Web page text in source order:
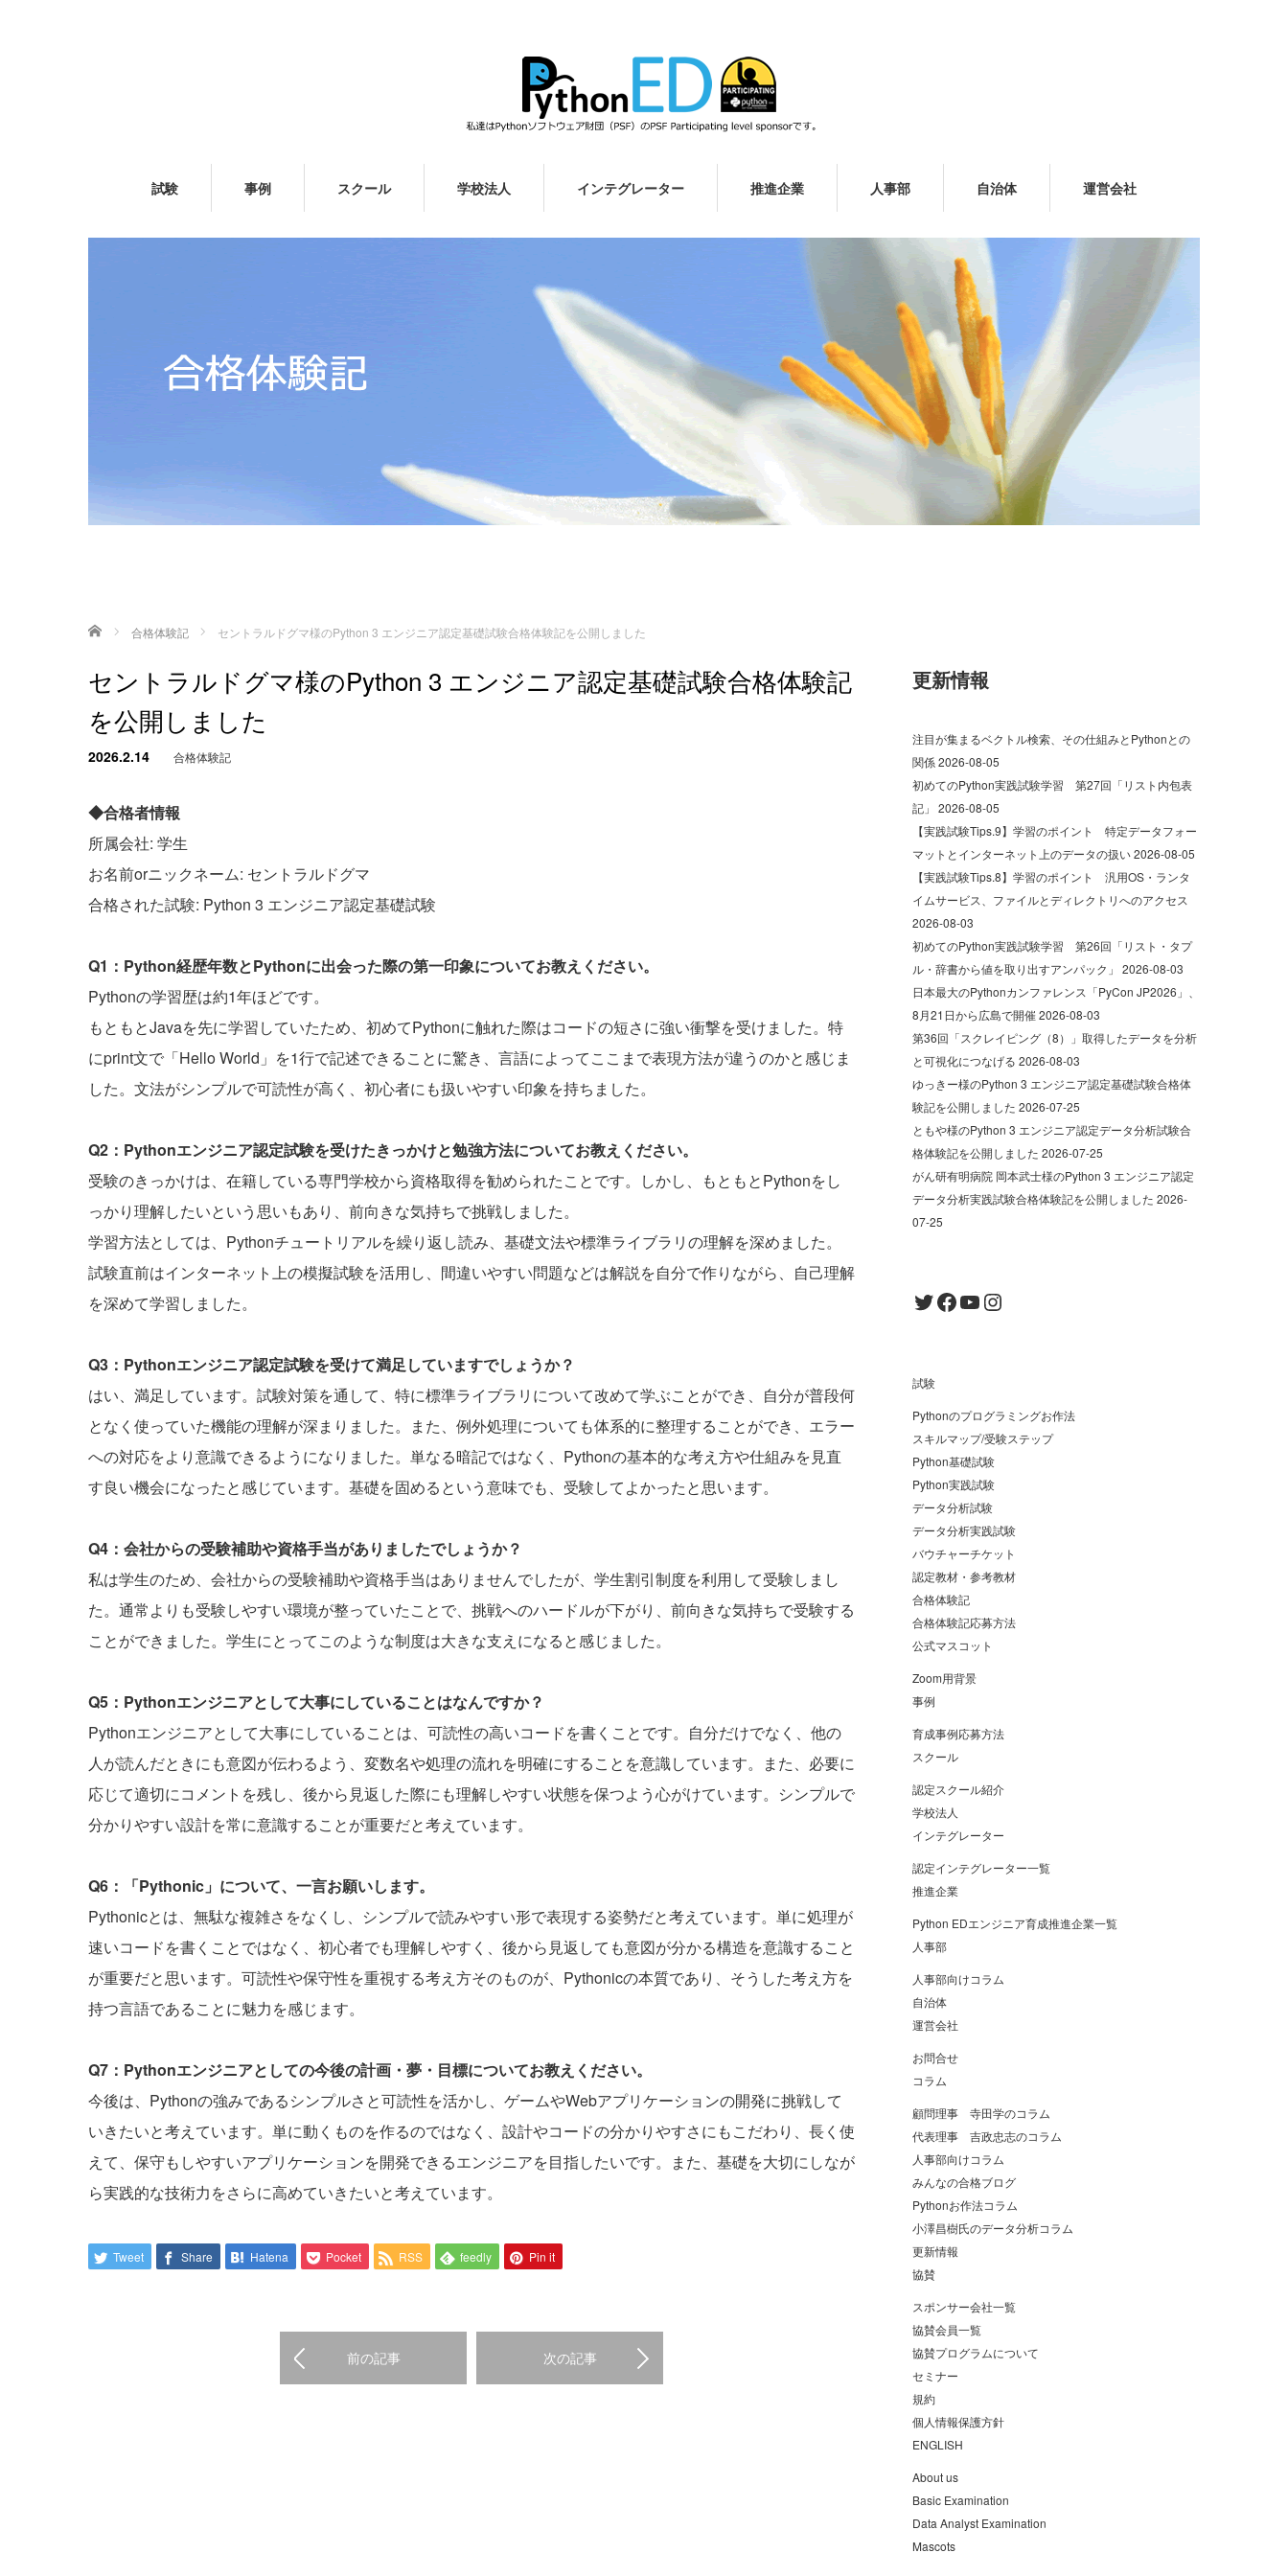
試験 事例 スクール 学校法人 インテグレーター 推進企業 人事部 自治体 運営会社
ホーム 合格体験記 セントラルドグマ様のPython 3 エンジニア認定基礎試験合格体験記を公開しました
セントラルドグマ様のPython 3 エンジニア認定基礎試験合格体験記
を公開しました
2026.2.14 合格体験記
◆合格者情報
所属会社: 学生
お名前orニックネーム: セントラルドグマ
合格された試験: Python 3 エンジニア認定基礎試験
Q1：Python経歴年数とPythonに出会った際の第一印象についてお教えください。
Pythonの学習歴は約1年ほどです。
もともとJavaを先に学習していたため、初めてPythonに触れた際はコードの短さに強い衝撃を受けました。特
にprint文で「Hello World」を1行で記述できることに驚き、言語によってここまで表現方法が違うのかと感じま
した。文法がシンプルで可読性が高く、初心者にも扱いやすい印象を持ちました。
Q2：Pythonエンジニア認定試験を受けたきっかけと勉強方法についてお教えください。
受験のきっかけは、在籍している専門学校から資格取得を勧められたことです。しかし、もともとPythonをし
っかり理解したいという思いもあり、前向きな気持ちで挑戦しました。
学習方法としては、Pythonチュートリアルを繰り返し読み、基礎文法や標準ライブラリの理解を深めました。
試験直前はインターネット上の模擬試験を活用し、間違いやすい問題などは解説を自分で作りながら、自己理解
を深めて学習しました。
Q3：Pythonエンジニア認定試験を受けて満足していますでしょうか？
はい、満足しています。試験対策を通して、特に標準ライブラリについて改めて学ぶことができ、自分が普段何
となく使っていた機能の理解が深まりました。また、例外処理についても体系的に整理することができ、エラー
への対応をより意識できるようになりました。単なる暗記ではなく、Pythonの基本的な考え方や仕組みを見直
す良い機会になったと感じています。基礎を固めるという意味でも、受験してよかったと思います。
Q4：会社からの受験補助や資格手当がありましたでしょうか？
私は学生のため、会社からの受験補助や資格手当はありませんでしたが、学生割引制度を利用して受験しまし
た。通常よりも受験しやすい環境が整っていたことで、挑戦へのハードルが下がり、前向きな気持ちで受験する
ことができました。学生にとってこのような制度は大きな支えになると感じました。
Q5：Pythonエンジニアとして大事にしていることはなんですか？
Pythonエンジニアとして大事にしていることは、可読性の高いコードを書くことです。自分だけでなく、他の
人が読んだときにも意図が伝わるよう、変数名や処理の流れを明確にすることを意識しています。また、必要に
応じて適切にコメントを残し、後から見返した際にも理解しやすい状態を保つよう心がけています。シンプルで
分かりやすい設計を常に意識することが重要だと考えています。
Q6：「Pythonic」について、一言お願いします。
Pythonicとは、無駄な複雑さをなくし、シンプルで読みやすい形で表現する姿勢だと考えています。単に処理が
速いコードを書くことではなく、初心者でも理解しやすく、後から見返しても意図が分かる構造を意識すること
が重要だと思います。可読性や保守性を重視する考え方そのものが、Pythonicの本質であり、そうした考え方を
持つ言語であることに魅力を感じます。
Q7：Pythonエンジニアとしての今後の計画・夢・目標についてお教えください。
今後は、Pythonの強みであるシンプルさと可読性を活かし、ゲームやWebアプリケーションの開発に挑戦して
いきたいと考えています。単に動くものを作るのではなく、設計やコードの分かりやすさにもこだわり、長く使
えて、保守もしやすいアプリケーションを開発できるエンジニアを目指したいです。また、基礎を大切にしなが
ら実践的な技術力をさらに高めていきたいと考えています。
Tweet Share Hatena Pocket RSS feedly Pin it
前の記事 次の記事
更新情報
注目が集まるベクトル検索、その仕組みとPythonとの
関係2026-08-05
初めてのPython実践試験学習 第27回「リスト内包表
記」 2026-08-05
【実践試験Tips.9】学習のポイント 特定データフォー
マットとインターネット上のデータの扱い2026-08-05
【実践試験Tips.8】学習のポイント 汎用OS・ランタ
イムサービス、ファイルとディレクトリへのアクセス
2026-08-03
初めてのPython実践試験学習 第26回「リスト・タプ
ル・辞書から値を取り出すアンパック」 2026-08-03
日本最大のPythonカンファレンス「PyCon JP2026」、
8月21日から広島で開催2026-08-03
第36回「スクレイピング（8）」取得したデータを分析
と可視化につなげる 2026-08-03
ゆっきー様のPython 3 エンジニア認定基礎試験合格体
験記を公開しました 2026-07-25
ともや様のPython 3 エンジニア認定データ分析試験合
格体験記を公開しました 2026-07-25
がん研有明病院 岡本武士様のPython 3 エンジニア認定
データ分析実践試験合格体験記を公開しました 2026-
07-25
Twitter
Facebook
YouTube
Instagram
試験
Pythonのプログラミングお作法
スキルマップ/受験ステップ
Python基礎試験
Python実践試験
データ分析試験
データ分析実践試験
バウチャーチケット
認定教材・参考教材
合格体験記
合格体験記応募方法
公式マスコット
Zoom用背景
事例
育成事例応募方法
スクール
認定スクール紹介
学校法人
インテグレーター
認定インテグレーター一覧
推進企業
Python EDエンジニア育成推進企業一覧
人事部
人事部向けコラム
自治体
運営会社
お問合せ
コラム
顧問理事 寺田学のコラム
代表理事 吉政忠志のコラム
人事部向けコラム
みんなの合格ブログ
Pythonお作法コラム
小澤昌樹氏のデータ分析コラム
更新情報
協賛
スポンサー会社一覧
協賛会員一覧
協賛プログラムについて
セミナー
規約
個人情報保護方針
ENGLISH
About us
Basic Examination
Data Analyst Examination
Mascots